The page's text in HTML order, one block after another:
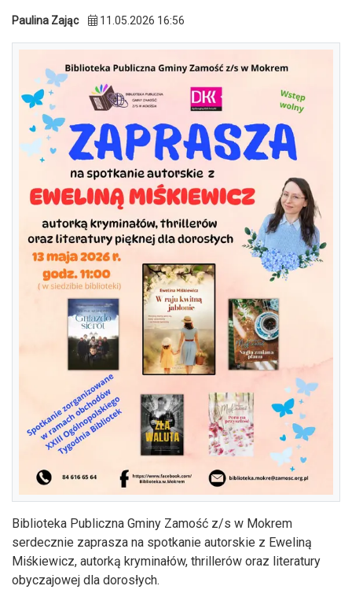
Paulina Zając 11.05.2026 16:56
Biblioteka Publiczna Gminy Zamość z/s w Mokrem
serdecznie zaprasza na spotkanie autorskie z Eweliną
Miśkiewicz, autorką kryminałów, thrillerów oraz literatury
obyczajowej dla dorosłych.